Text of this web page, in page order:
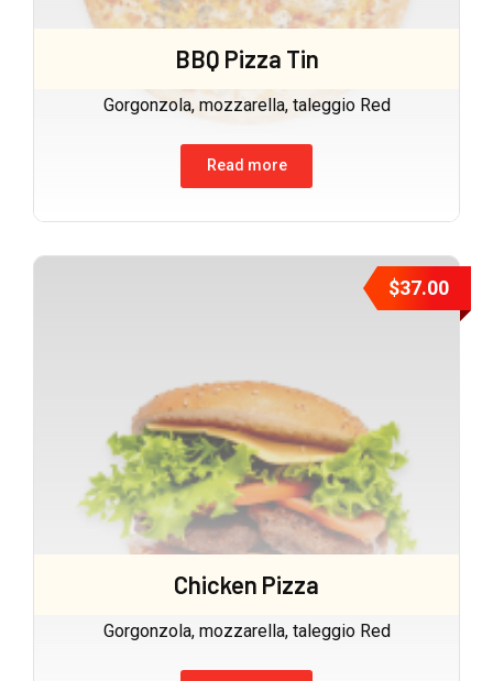
BBQ Pizza Tin
Gorgonzola, mozzarella, taleggio Red
Read more
$37.00
Chicken Pizza
Gorgonzola, mozzarella, taleggio Red